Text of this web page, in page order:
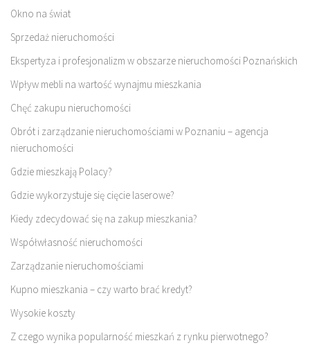
Okno na świat
Sprzedaż nieruchomości
Ekspertyza i profesjonalizm w obszarze nieruchomości Poznańskich
Wpływ mebli na wartość wynajmu mieszkania
Chęć zakupu nieruchomości
Obrót i zarządzanie nieruchomościami w Poznaniu – agencja
nieruchomości
Gdzie mieszkają Polacy?
Gdzie wykorzystuje się cięcie laserowe?
Kiedy zdecydować się na zakup mieszkania?
Współwłasność nieruchomości
Zarządzanie nieruchomościami
Kupno mieszkania – czy warto brać kredyt?
Wysokie koszty
Z czego wynika popularność mieszkań z rynku pierwotnego?